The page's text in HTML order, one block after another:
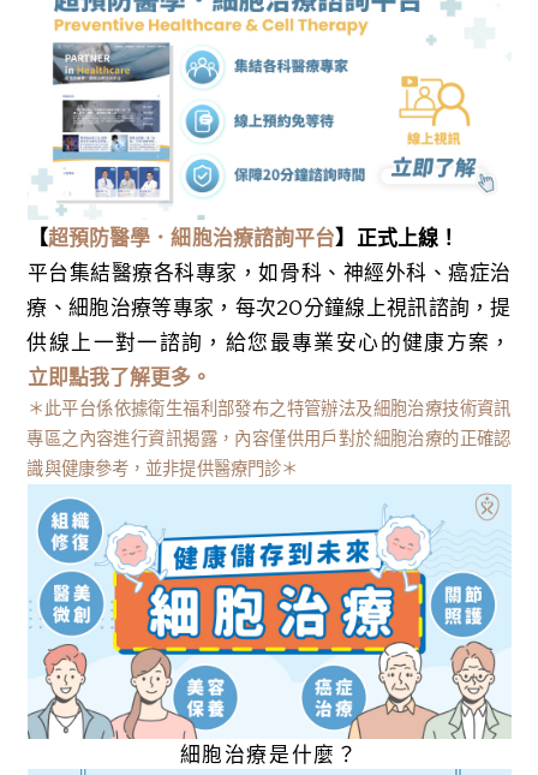
【超預防醫學．細胞治療諮詢平台】正式上線！
平台集結醫療各科專家，如骨科、神經外科、癌症治
療、細胞治療等專家，每次20分鐘線上視訊諮詢，提
供線上一對一諮詢，給您最專業安心的健康方案，
立即點我了解更多。
＊此平台係依據衛生福利部發布之特管辦法及細胞治療技術資訊
專區之內容進行資訊揭露，內容僅供用戶對於細胞治療的正確認
識與健康參考，並非提供醫療門診＊
細胞治療是什麼？